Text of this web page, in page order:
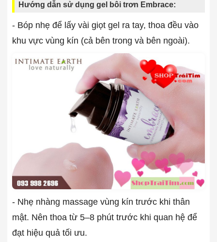
Hướng dẫn sử dụng gel bôi trơn Embrace:
- Bóp nhẹ để lấy vài giọt gel ra tay, thoa đều vào
khu vực vùng kín (cả bên trong và bên ngoài).
- Nhẹ nhàng massage vùng kín trước khi thân
mật. Nên thoa từ 5–8 phút trước khi quan hệ để
đạt hiệu quả tối ưu.